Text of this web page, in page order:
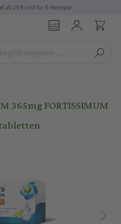
ab 29 € und für E-Rezepte
365mg FORTISSIMUM